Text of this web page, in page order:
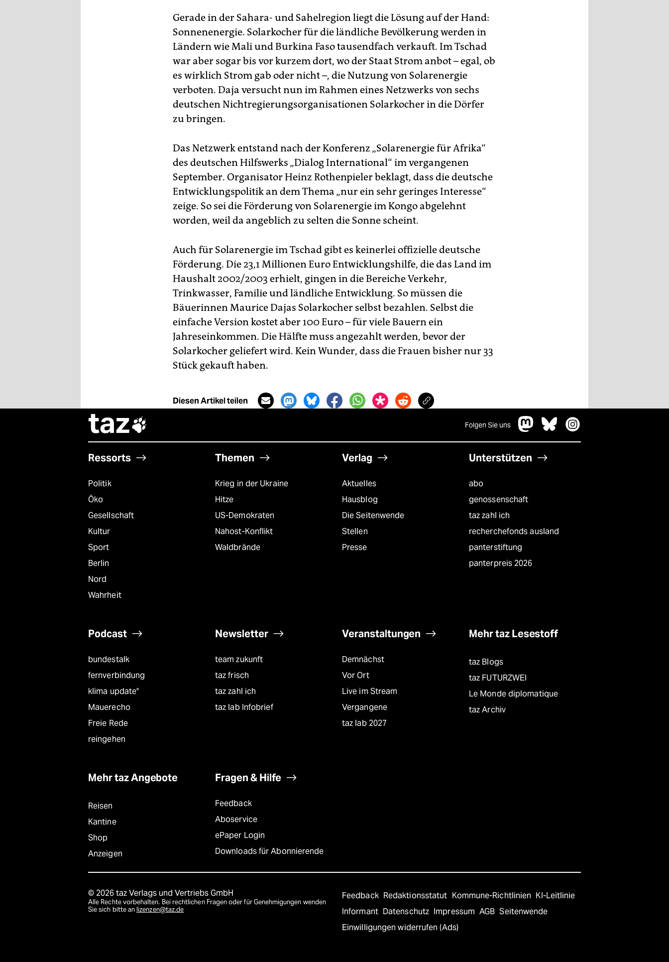
Gerade in der Sahara- und Sahelregion liegt die Lösung auf der Hand:
Sonnenenergie. Solarkocher für die ländliche Bevölkerung werden in
Ländern wie Mali und Burkina Faso tausendfach verkauft. Im Tschad
war aber sogar bis vor kurzem dort, wo der Staat Strom anbot – egal, ob
es wirklich Strom gab oder nicht –, die Nutzung von Solarenergie
verboten. Daja versucht nun im Rahmen eines Netzwerks von sechs
deutschen Nichtregierungsorganisationen Solarkocher in die Dörfer
zu bringen.
Das Netzwerk entstand nach der Konferenz „Solarenergie für Afrika“
des deutschen Hilfswerks „Dialog International“ im vergangenen
September. Organisator Heinz Rothenpieler beklagt, dass die deutsche
Entwicklungspolitik an dem Thema „nur ein sehr geringes Interesse“
zeige. So sei die Förderung von Solarenergie im Kongo abgelehnt
worden, weil da angeblich zu selten die Sonne scheint.
Auch für Solarenergie im Tschad gibt es keinerlei offizielle deutsche
Förderung. Die 23,1 Millionen Euro Entwicklungshilfe, die das Land im
Haushalt 2002/2003 erhielt, gingen in die Bereiche Verkehr,
Trinkwasser, Familie und ländliche Entwicklung. So müssen die
Bäuerinnen Maurice Dajas Solarkocher selbst bezahlen. Selbst die
einfache Version kostet aber 100 Euro – für viele Bauern ein
Jahreseinkommen. Die Hälfte muss angezahlt werden, bevor der
Solarkocher geliefert wird. Kein Wunder, dass die Frauen bisher nur 33
Stück gekauft haben.
Diesen Artikel teilen
taz Folgen Sie uns
Ressorts
Politik
Öko
Gesellschaft
Kultur
Sport
Berlin
Nord
Wahrheit
Themen
Krieg in der Ukraine
Hitze
US-Demokraten
Nahost-Konflikt
Waldbrände
Verlag
Aktuelles
Hausblog
Die Seitenwende
Stellen
Presse
Unterstützen
abo
genossenschaft
taz zahl ich
recherchefonds ausland
panterstiftung
panterpreis 2026
Podcast
bundestalk
fernverbindung
klima update°
Mauerecho
Freie Rede
reingehen
Newsletter
team zukunft
taz frisch
taz zahl ich
taz lab Infobrief
Veranstaltungen
Demnächst
Vor Ort
Live im Stream
Vergangene
taz lab 2027
Mehr taz Lesestoff
taz Blogs
taz FUTURZWEI
Le Monde diplomatique
taz Archiv
Mehr taz Angebote
Reisen
Kantine
Shop
Anzeigen
Fragen & Hilfe
Feedback
Aboservice
ePaper Login
Downloads für Abonnierende
© 2026 taz Verlags und Vertriebs GmbH
Alle Rechte vorbehalten. Bei rechtlichen Fragen oder für Genehmigungen wenden
Sie sich bitte an lizenzen@taz.de
Feedback Redaktionsstatut Kommune-Richtlinien KI-Leitlinie
Informant Datenschutz Impressum AGB Seitenwende
Einwilligungen widerrufen (Ads)